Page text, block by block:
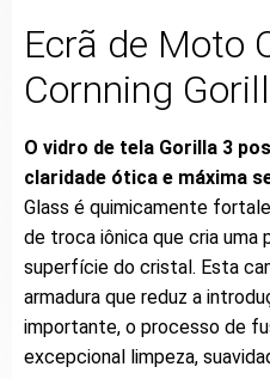
Ecrã de Moto
Cornning
O vidro de tela Gorilla 3
claridade ótica e máxima
Glass é quimicamente
de troca iônica que cria uma
superfície do cristal. Esta
armadura que reduz a
importante, o processo de
excepcional limpeza,